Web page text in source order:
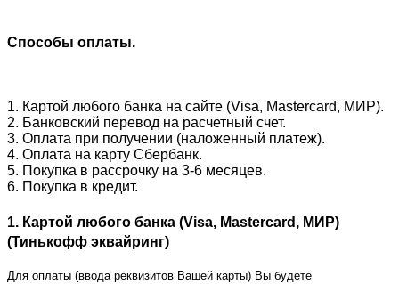
Способы оплаты.
1. Картой любого банка на сайте (Visa, Mastercard, МИР).
2. Банковский перевод на расчетный счет.
3. Оплата при получении (наложенный платеж).
4. Оплата на карту Сбербанк.
5. Покупка в рассрочку на 3-6 месяцев.
6. Покупка в кредит.
1. Картой любого банка (Visa, Mastercard, МИР)
(Тинькофф эквайринг)
Для оплаты (ввода реквизитов Вашей карты) Вы будете